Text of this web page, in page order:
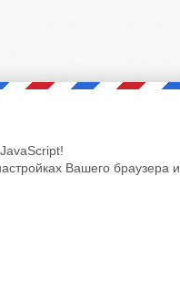
Вашего браузера и